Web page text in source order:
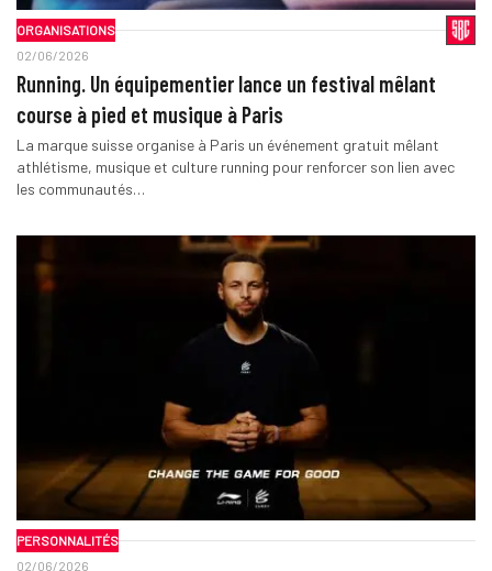
ORGANISATIONS
02/06/2026
Running. Un équipementier lance un festival mêlant
course à pied et musique à Paris
La marque suisse organise à Paris un événement gratuit mêlant
athlétisme, musique et culture running pour renforcer son lien avec
les communautés…
PERSONNALITÉS
02/06/2026